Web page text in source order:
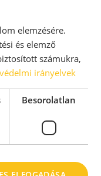
Kiadó
ESG raktár
A
B
Raktárak
elemzésére.
és elemző
számukra,
irányelvek
Besorolatlan